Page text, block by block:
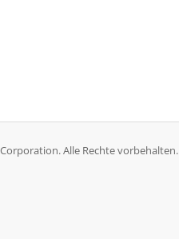
Alle Rechte vorbehalten.